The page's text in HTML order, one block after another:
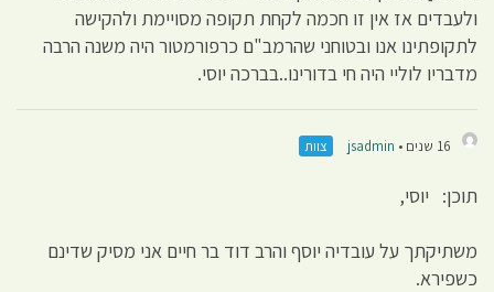
ולעבדים אז אין זו חכמה לקחת תקופה מסויימת ולהקישה
לתקופתינו אנו ובטוחני שהרמב"ם כרפורמטור היה משנה הרבה
מדבריו לוליי היה חי בדורינו..בברכה יוסי.
16 שנים • jsadmin צוות
תוכן: יוסי,
משתיקתך על עובדיה יוסף והרב דוד בר חיים אני מסיק שדינם
כשפירא.